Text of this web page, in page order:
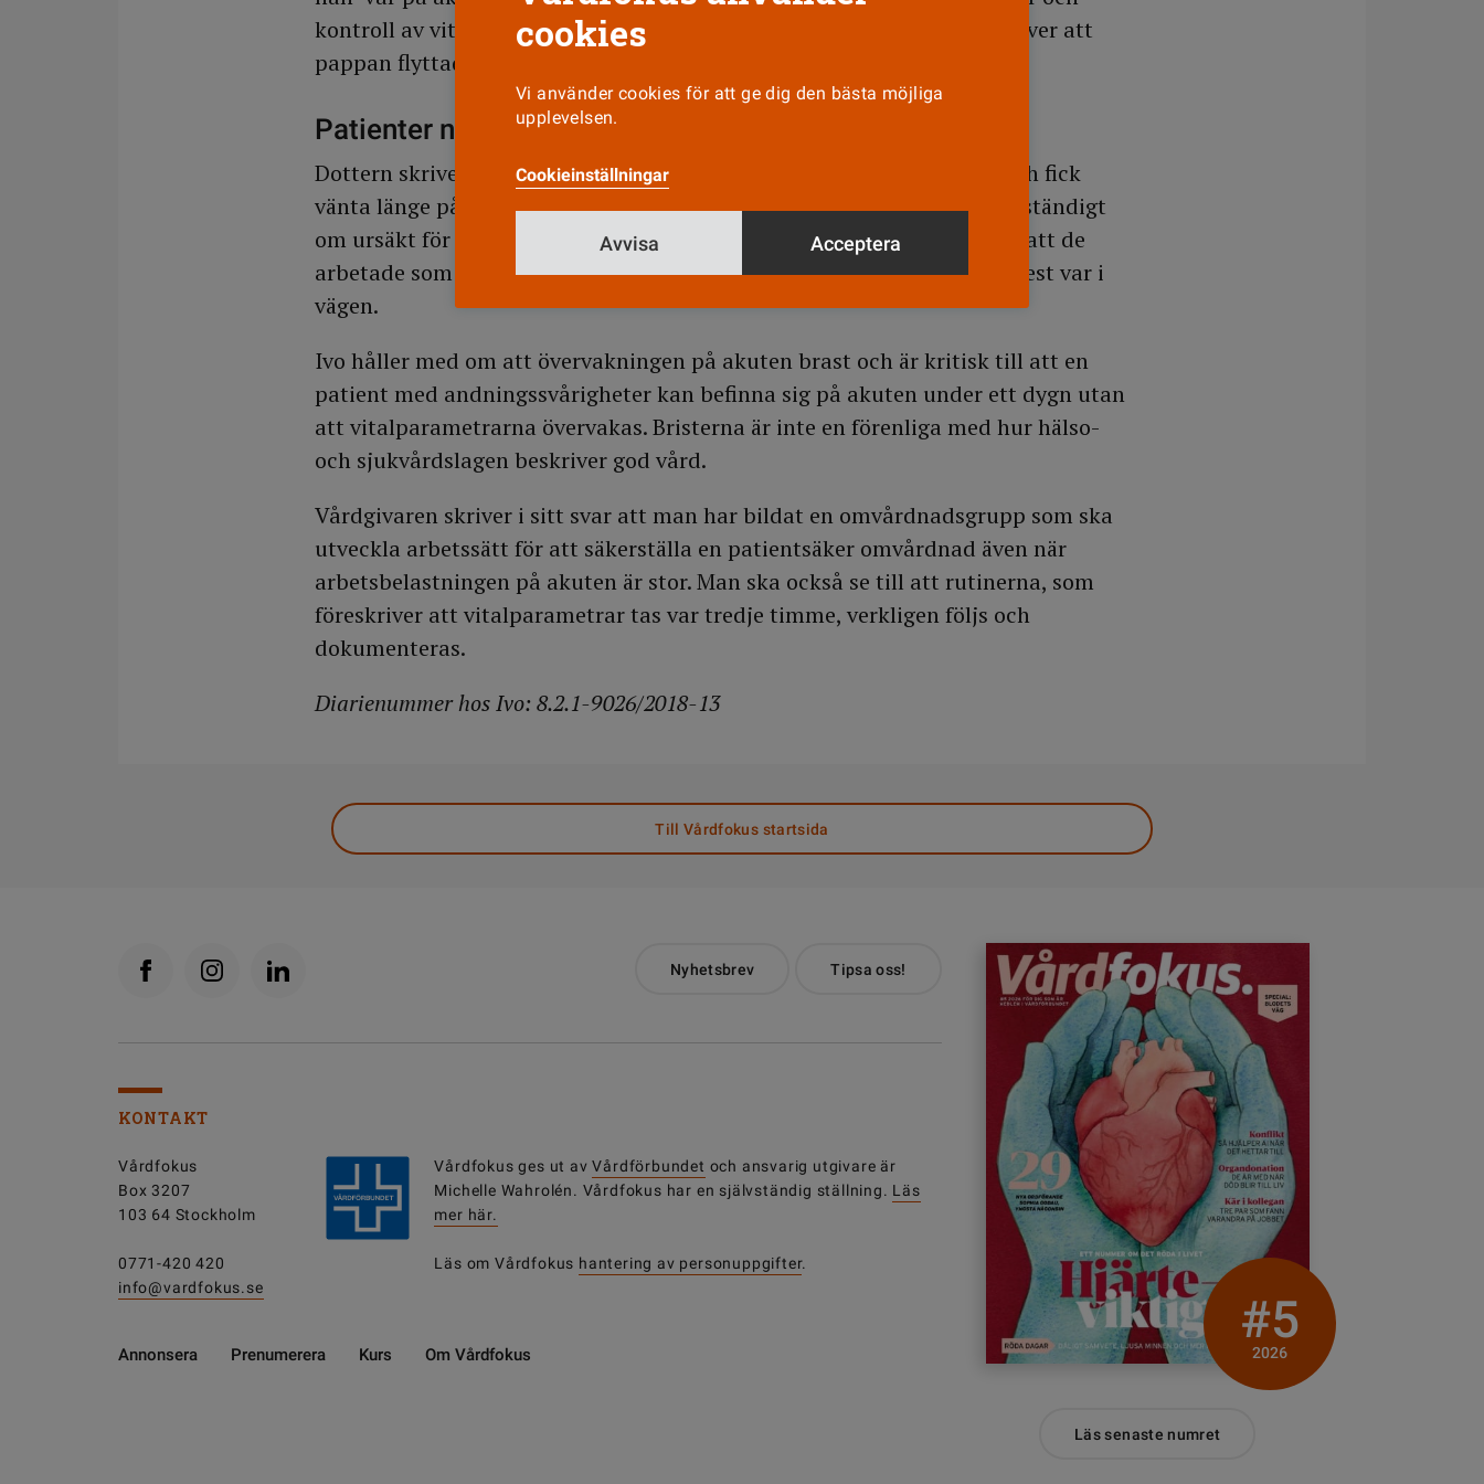
kontroll av vitalparametrar inte gjordes oftare. Hon är också upprörd över att
pappan flyttades sex gånger under sina två veckor på sjukhuset.
Patienter negligerades
Dottern skriver att hon med förfäran såg hur patienter negligerades och fick
vänta länge på mat, läkemedel och hjälp till toaletten. Personalen bad ständigt
om ursäkt för att det tog tid och för att läkare inte kom. Hon upplevde att de
arbetade som på ett löpande band, där både patienter och anhöriga mest var i
vägen.
Ivo håller med om att övervakningen på akuten brast och är kritisk till att en
patient med andningssvårigheter kan befinna sig på akuten under ett dygn utan
att vitalparametrarna övervakas. Bristerna är inte en förenliga med hur hälso-
och sjukvårdslagen beskriver god vård.
Vårdgivaren skriver i sitt svar att man har bildat en omvårdnadsgrupp som ska
utveckla arbetssätt för att säkerställa en patientsäker omvårdnad även när
arbetsbelastningen på akuten är stor. Man ska också se till att rutinerna, som
föreskriver att vitalparametrar tas var tredje timme, verkligen följs och
dokumenteras.
Diarienummer hos Ivo: 8.2.1-9026/2018-13
Till Vårdfokus startsida
Nyhetsbrev Tipsa oss!
KONTAKT
Vårdfokus
Box 3207
103 64 Stockholm
0771-420 420
info@vardfokus.se
Vårdfokus ges ut avVårdförbundet och ansvarig utgivare är
Michelle Wahrolén. Vårdfokus har en självständig ställning. Läs
mer här.
Läs om Vårdfokus hantering av personuppgifter.
Annonsera Prenumerera Kurs Om Vårdfokus
#5
2026
Läs senaste numret
cookies
Vi använder cookies för att ge dig den bästa möjliga
upplevelsen.
Cookieinställningar
Avvisa Acceptera